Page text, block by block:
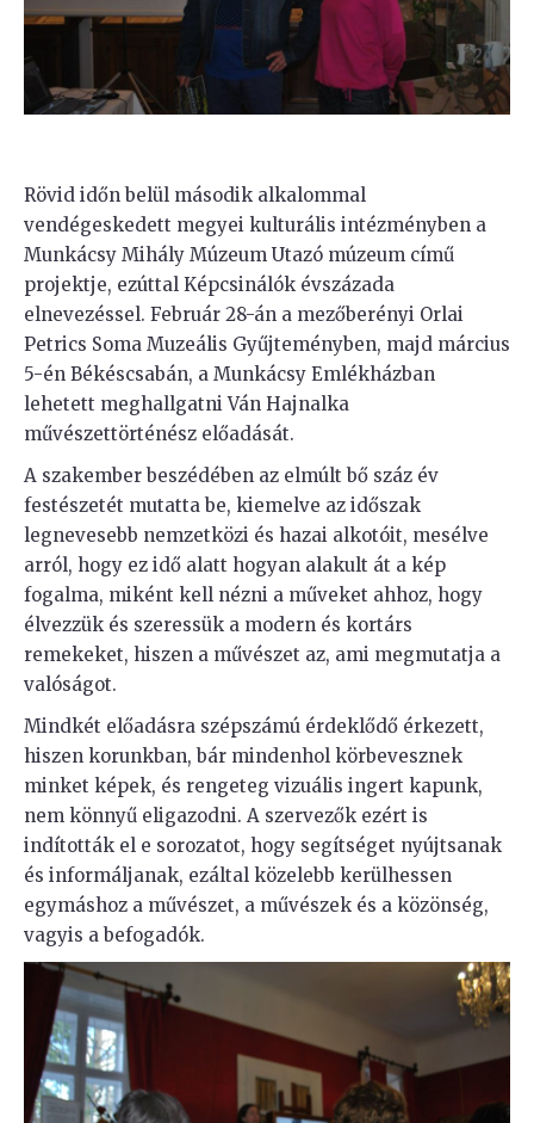
Rövid időn belül második alkalommal
vendégeskedett megyei kulturális intézményben a
Munkácsy Mihály Múzeum Utazó múzeum című
projektje, ezúttal Képcsinálók évszázada
elnevezéssel. Február 28-án a mezőberényi Orlai
Petrics Soma Muzeális Gyűjteményben, majd március
5-én Békéscsabán, a Munkácsy Emlékházban
lehetett meghallgatni Ván Hajnalka
művészettörténész előadását.
A szakember beszédében az elmúlt bő száz év
festészetét mutatta be, kiemelve az időszak
legnevesebb nemzetközi és hazai alkotóit, mesélve
arról, hogy ez idő alatt hogyan alakult át a kép
fogalma, miként kell nézni a műveket ahhoz, hogy
élvezzük és szeressük a modern és kortárs
remekeket, hiszen a művészet az, ami megmutatja a
valóságot.
Mindkét előadásra szépszámú érdeklődő érkezett,
hiszen korunkban, bár mindenhol körbevesznek
minket képek, és rengeteg vizuális ingert kapunk,
nem könnyű eligazodni. A szervezők ezért is
indították el e sorozatot, hogy segítséget nyújtsanak
és informáljanak, ezáltal közelebb kerülhessen
egymáshoz a művészet, a művészek és a közönség,
vagyis a befogadók.